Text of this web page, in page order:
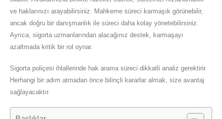
ve haklarınızı arayabilirsiniz. Mahkeme süreci karmaşık görünebilir,
ancak doğru bir danışmanlık ile süreci daha kolay yönetebilirsiniz.
Ayrıca, sigorta uzmanlarından alacağınız destek, karmaşayı
azaltmada kritik bir rol oynar.
Sigorta poliçesi ihlallerinde hak arama süreci dikkatli analiz gerektirir.
Herhangi bir adım atmadan önce bilinçli kararlar almak, size avantaj
sağlayacaktır.